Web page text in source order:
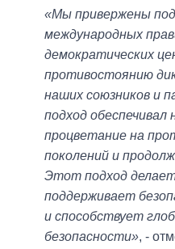
«Мы привержены
международных
демократических
противостоянию
наших союзников и
подход обеспечивал
процветание на
поколений и
Этот подход
поддерживает
и способствует
безопасности», -